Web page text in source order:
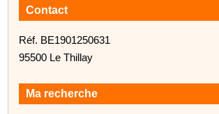
Contact
Réf. BE1901250631
95500 Le Thillay
Ma recherche